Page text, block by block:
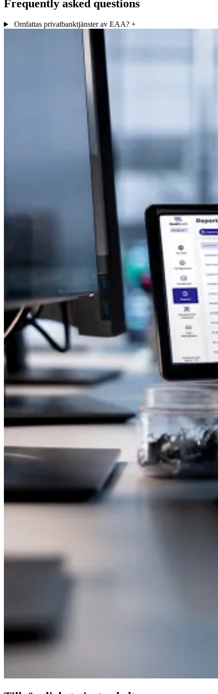
Frequently asked questions
Omfattas privatbanktjänster av EAA? +